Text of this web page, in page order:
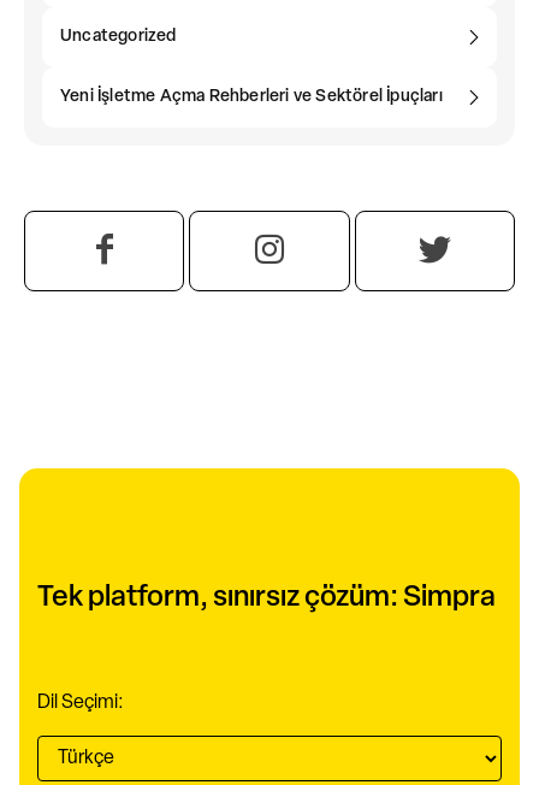
Uncategorized
Yeni İşletme Açma Rehberleri ve Sektörel İpuçları
Tek platform, sınırsız çözüm: Simpra
Dil Seçimi: